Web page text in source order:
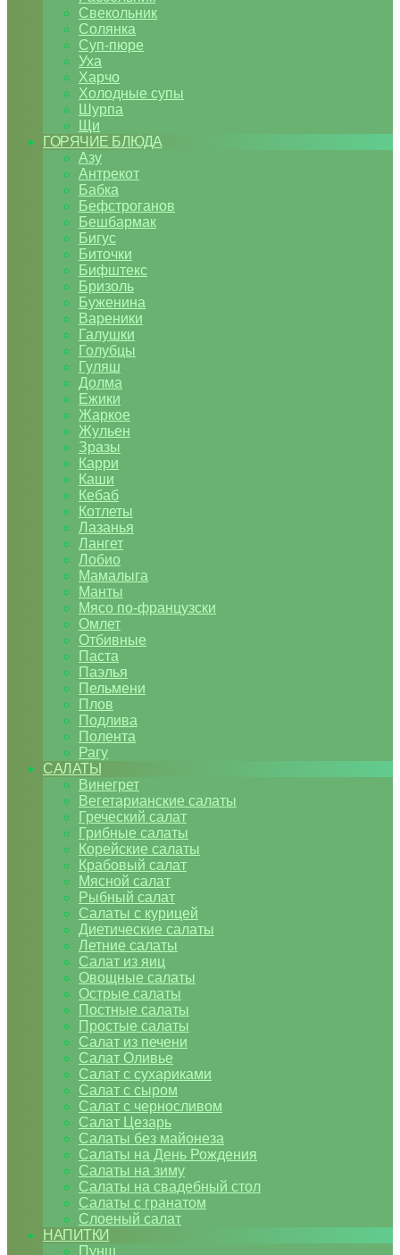
Свекольник
Солянка
Суп-пюре
Уха
Харчо
Холодные супы
Шурпа
Щи
ГОРЯЧИЕ БЛЮДА
Азу
Антрекот
Бабка
Бефстроганов
Бешбармак
Бигус
Биточки
Бифштекс
Бризоль
Буженина
Вареники
Галушки
Голубцы
Гуляш
Долма
Ежики
Жаркое
Жульен
Зразы
Карри
Каши
Кебаб
Котлеты
Лазанья
Лангет
Лобио
Мамалыга
Манты
Мясо по-французски
Омлет
Отбивные
Паста
Паэлья
Пельмени
Плов
Подлива
Полента
Рагу
САЛАТЫ
Винегрет
Вегетарианские салаты
Греческий салат
Грибные салаты
Корейские салаты
Крабовый салат
Мясной салат
Рыбный салат
Салаты с курицей
Диетические салаты
Летние салаты
Салат из яиц
Овощные салаты
Острые салаты
Постные салаты
Простые салаты
Салат из печени
Салат Оливье
Салат с сухариками
Салат с сыром
Салат с черносливом
Салат Цезарь
Салаты без майонеза
Салаты на День Рождения
Салаты на зиму
Салаты на свадебный стол
Салаты с гранатом
Слоеный салат
НАПИТКИ
Пунш